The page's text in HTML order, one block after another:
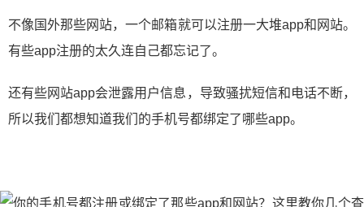
不像国外那些网站，一个邮箱就可以注册一大堆app和网站。
有些app注册的太久连自己都忘记了。
还有些网站app会泄露用户信息，导致骚扰短信和电话不断，
所以我们都想知道我们的手机号都绑定了哪些app。